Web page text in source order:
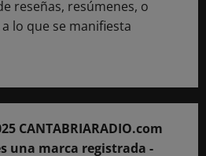
reseñas, resúmenes, o
lo que se manifiesta
CANTABRIARADIO.com
una marca registrada -